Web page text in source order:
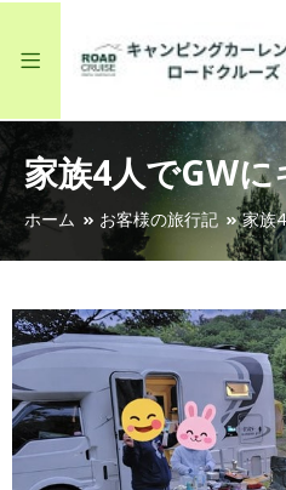
家族4人でGW
ホーム お客様の旅行記 家